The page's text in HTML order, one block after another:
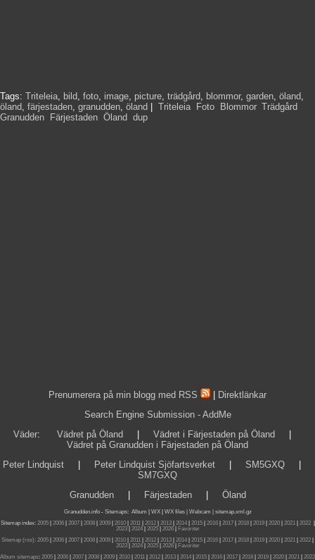
Tags: Triteleia, bild, foto, image, picture, trädgård, blommor, garden, öland,
öland, färjestaden, granudden, öland Triteleia, Foto Blommor, Trädgård
Granudden
Färjestaden Öland dup
Prenumerera på min blogg med RSS
Direktlänkar
Search Engine Submission - AddMe
Väder: Vädret på Öland Vädret i Färjestaden på Öland
Vädret på Granudden i Färjestaden på Öland
Peter Lindquist
Peter Lindquist Sjöfartsverket SM5GXQ
SM7GXQ
Granudden| Färjestaden| Öland
Granudden.info- Sitemaps: Album WX WX files | Webcam |
sitemap.xml.gz
Sitemap index: 2005| 2006| 2007| 2008| 2009| 2010| 2011| 2012| 2013| 2014| 2015| 2016| 2017| 2018| 2019| 2020| 2021| 2022|
2023| 2024| 2025| 2026|
Favoriter
Sitemap (rss): 2005 2006 2007 2008 2009 2010 2011 2012 2013 2014 2015 2016 2017 2018 2019 2020 2021 2022
2023| 2024| 2025| 2026|
Favoriter
Album sitemaps: 2005 2006 2007 2008 2009 2010 2011 2012 2013 2014 2015 2016 2017 2018 2019 2020 2021
2022